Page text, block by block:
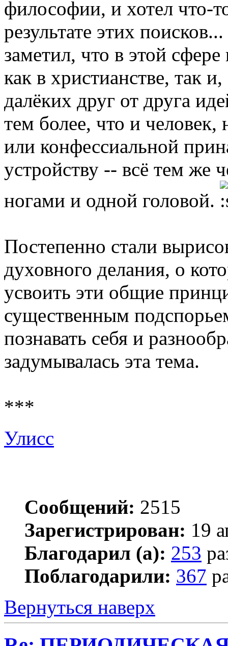
философии, и хотел что-
результате этих
заметил, что в этой
как в христианстве, так
далёких друг от друга
тем более, что и человек,
или конфессиальной
устройству -- всё тем же
ногами и одной головой.
Постепенно стали
духовного делания, о
усвоить эти общие
существенным
познавать себя и
задумывалась эта тема.
***
Улисс
Сообщений: 2515
Зарегистрирован: 19
Благодарил (а): 253
Поблагодарили: 367
Вернуться наверх